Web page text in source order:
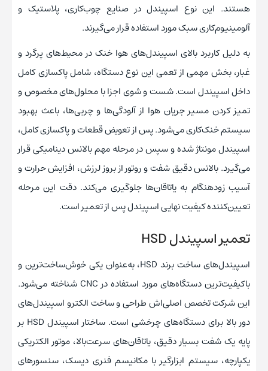
هستند. این نوع اسپیندل در صنایع چوب‌کاری، پلاستیک و
آلومینیوم‌کاری سبک مورد استفاده قرار می‌گیرند.
به دلیل کاربرد بالای اسپیندل‌های هوا خنک در محیط‌های پرگرد و
غبار، بخش مهمی از تعمی این نوع دستگاه، شامل پاکسازی کامل
داخل اسپیندل است. شست و شوی اجزا با محلول‌های مخصوص و
تمیز کردن مسیر جریان هوا از آلودگی‌ها و چربی‌ها، باعث بهبود
سیستم خنک‌کاری می‌شود. پس از تعویض قطعات و پاکسازی کامل،
اسپیندل مونتاژ شده و سپس در مرحله مهم بالانس دینامیکی قرار
می‌گیرد. بالانس دقیق شفت و روتور از بروز لرزش، افزایش حرارت و
آسیب زودهنگام به یاتاقان‌ها جلوگیری می‌کند. دقت این مرحله
تعیین‌کننده کیفیت نهایی اسپیندل پس از تعمیر است.
تعمیر اسپیندل HSD
اسپیندل‌های ساخت برند HSD، به‌عنوان یکی خوش‌ساخت‌ترین و
باکیفیت‌ترین دستگاه‌های مورد استفاده در CNC شناخته می‌شود.
این شرکت تخصص اصلی‌اش طراحی و ساخت الکترو اسپیندل‌های
دور بالا برای دستگاه‌های چرخشی است. ساختار اسپیندل HSD بر
پایه یک شفت بسیار دقیق، یاتاقان‌های سرعت‌بالا، موتور الکتریکی
یکپارچه، سیستم ابزارگیر با مکانیسم فنری دیسک، سنسورهای